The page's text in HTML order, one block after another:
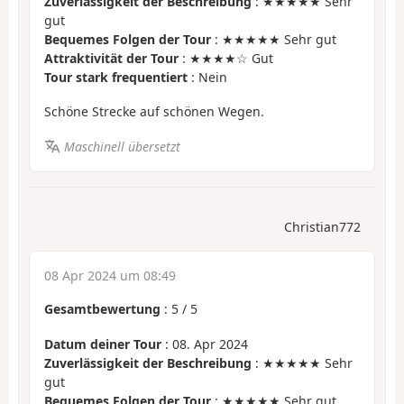
gut
Bequemes Folgen der Tour : ★★★★★ Sehr gut
Attraktivität der Tour : ★★★★☆ Gut
Tour stark frequentiert : Nein
Schöne Strecke auf schönen Wegen.
Maschinell übersetzt
Christian772
08 Apr 2024 um 08:49
Gesamtbewertung : 5 / 5
Datum deiner Tour : 08. Apr 2024
Zuverlässigkeit der Beschreibung : ★★★★★ Sehr
gut
Bequemes Folgen der Tour : ★★★★★ Sehr gut